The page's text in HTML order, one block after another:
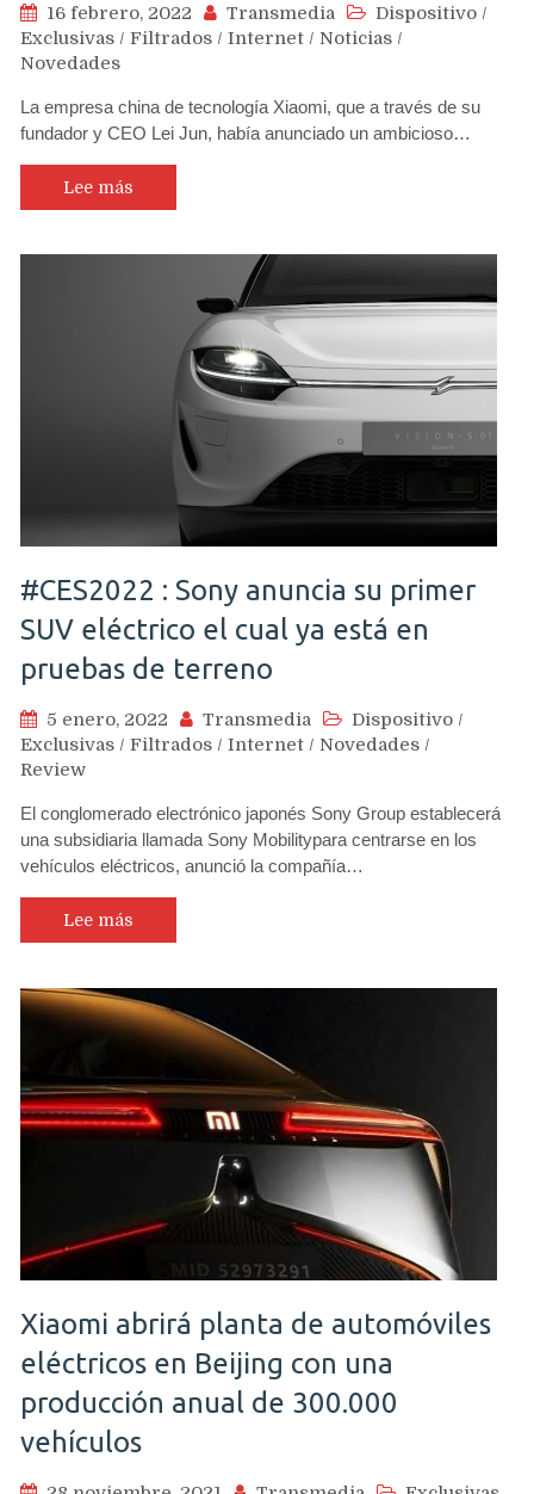
16 febrero, 2022 Transmedia Dispositivo /
Exclusivas / Filtrados / Internet / Noticias /
Novedades
La empresa china de tecnología Xiaomi, que a través de su
fundador y CEO Lei Jun, había anunciado un ambicioso…
Lee más
#CES2022 : Sony anuncia su primer
SUV eléctrico el cual ya está en
pruebas de terreno
5 enero, 2022 Transmedia Dispositivo /
Exclusivas / Filtrados / Internet / Novedades /
Review
El conglomerado electrónico japonés Sony Group establecerá
una subsidiaria llamada Sony Mobilitypara centrarse en los
vehículos eléctricos, anunció la compañía…
Lee más
Xiaomi abrirá planta de automóviles
eléctricos en Beijing con una
producción anual de 300.000
vehículos